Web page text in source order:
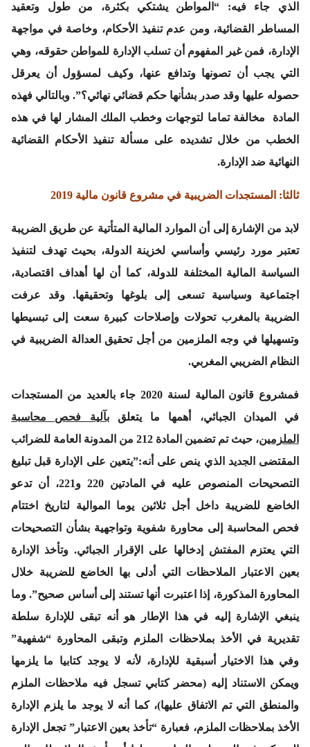
الذي جاء فيه: “المواطن يشتكي بكثرة، من طول وتعقيد
المساطر القضائية، ومن عدم تنفيذ الأحكام، وخاصة في مواجهة
الإدارة، فمن غير المفهوم أن تسلب الإدارة للمواطن حقوقه، وهي
التي يجب أن تصونها وتدافع عنها، وكيف لمسؤول أن يعرقل
حصوله عليها وقد صدر بشأنها حكم قضائي نهائي؟”. وبالتالي فهذه
المادة مخالفة تماما لتوجهات وخطب الملك المشار لها في هذه
الخطب من خلال تشديده على مسألة تنفيذ الأحكام القضائية
النهائية ضد الإدارة.
ثالثا: المستجدات الضريبية في مشروع قانون مالية 2019
لابد من الإشارة إلى أن الموارد المالية المتأتية عن طريق الضريبة
تعتبر مورد رئيسي وأساسي لخزينة الدولة، بحيث تهدف لتنفيذ
السياسة المالية المختلفة للدولة، كما أن لها أهداف اقتصادية،
اجتماعية وسياسية تسعى إلى بلوغها وتحقيقها. وقد عرفت
الضريبة بالمغرب تحولات وإصلاحات كبيرة سعت إلى تبسيطها
وتسهيلها في وجه الملزمين من أجل تحقيق العدالة الضريبية في
النظام الضريبي المغربي.
فمشروع قانون المالية لسنة 2020 جاء بالعديد من المستجدات
في الميدان الجبائي، أهمها ما يتعلقبآلية فحص محاسبة
الملزمين
، حيث تم تضمين المادة 212 من المدونة العامة للضرائب
المقتضى الجديد الذي ينص على أنه:”يتعين على الإدارة قبل تبليغ
التصحيحات المنصوص عليه في المادتين 220 و221، أن تدعو
الخاضع للضريبة داخل أجل ثلاثين يوما الموالية لتاريخ اختتام
فحص المحاسبة إلى محاورة شفوية وتواجهية بشأن التصحيحات
التي يعتزم المفتش إدخالها على الإقرار الجبائي. وتأخذ الإدارة
بعين الاعتبار الملاحظات التي أدلى بها الخاضع للضريبة خلال
المحاورة المذكورة، إذا اعتبرت أنها تستند إلى أساس صحيح”. وما
ينبغي الإشارة إليه في هذا الإطار هو أنه تبقى للإدارة سلطة
تقديرية في الأخذ بملاحظات الملزم وتبقى المحاورة “شفهية”
وفي هذا الاختيار أسبقية للإدارة، لأنه لا يوجد كتابيا ما يلزمها
ويمكن الاستناد إليه (محضر كتابي تسجل فيه ملاحظات الملزم
والمنطق التي تم الاتفاق عليها)، كما أنه لا يوجد ما يلزم الإدارة
الأخذ بملاحظات الملزم، فعبارة “تأخذ بعين الاعتبار” تجعل الإدارة